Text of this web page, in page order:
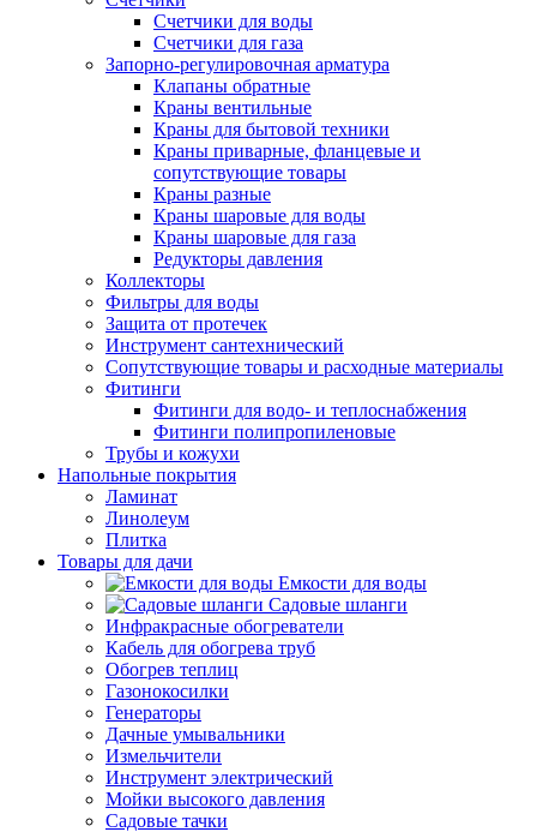
Счетчики для воды
Счетчики для газа
Запорно-регулировочная арматура
Клапаны обратные
Краны вентильные
Краны для бытовой техники
Краны приварные, фланцевые и
сопутствующие товары
Краны разные
Краны шаровые для воды
Краны шаровые для газа
Редукторы давления
Коллекторы
Фильтры для воды
Защита от протечек
Инструмент сантехнический
Сопутствующие товары и расходные материалы
Фитинги
Фитинги для водо- и теплоснабжения
Фитинги полипропиленовые
Трубы и кожухи
Напольные покрытия
Ламинат
Линолеум
Плитка
Товары для дачи
Емкости для воды
Садовые шланги
Инфракрасные обогреватели
Кабель для обогрева труб
Обогрев теплиц
Газонокосилки
Генераторы
Дачные умывальники
Измельчители
Инструмент электрический
Мойки высокого давления
Садовые тачки